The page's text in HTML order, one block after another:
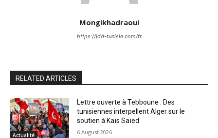
Mongikhadraoui
https://jdd-tunisie.com/fr
RELATED ARTICLES
Actualité
Lettre ouverte à Tebboune : Des
tunisiennes interpellent Alger sur le
soutien à Kaïs Saïed
6 August 2026